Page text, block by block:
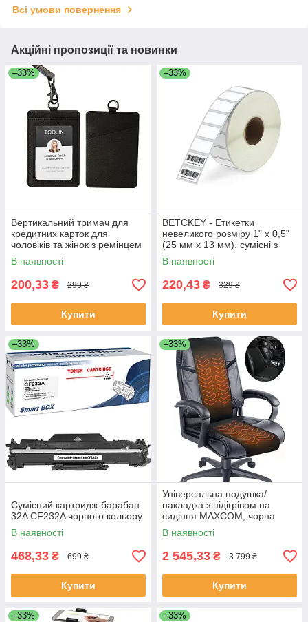
Всі умови повернення
Акційні пропозиції та новинки
–33%
Вертикальний тримач для
кредитних карток для
чоловіків та жінок з ремінцем
на шиї (чорний)
В наявності
200,33 ₴ 299 ₴
Купити
–33%
BETCKEY - Етикетки
невеликого розміру 1" x 0,5"
(25 мм x 13 мм), сумісні з
принтером етикеток Zebra &
More
В наявності
220,43 ₴ 329 ₴
Купити
–33%
Сумісний картридж-барабан
32A CF232A чорного кольору
В наявності
468,33 ₴ 699 ₴
Купити
–33%
Універсальна подушка/
накладка з підігрівом на
сидіння MAXCOM, чорна
В наявності
2 545,33 ₴ 3 799 ₴
Купити
–33% –33%